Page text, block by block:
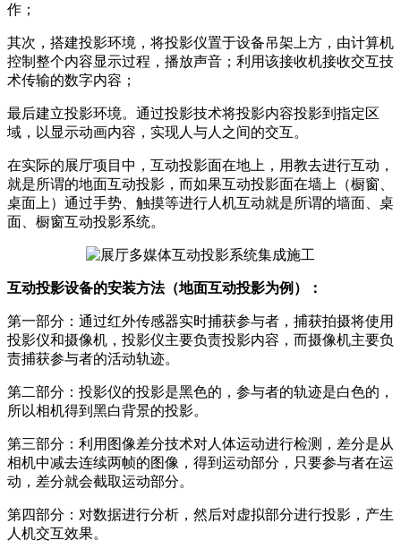
作；
其次，搭建投影环境，将投影仪置于设备吊架上方，由计算机
控制整个内容显示过程，播放声音；利用该接收机接收交互技
术传输的数字内容；
最后建立投影环境。通过投影技术将投影内容投影到指定区
域，以显示动画内容，实现人与人之间的交互。
在实际的展厅项目中，互动投影面在地上，用教去进行互动，
就是所谓的地面互动投影，而如果互动投影面在墙上（橱窗、
桌面上）通过手势、触摸等进行人机互动就是所谓的墙面、桌
面、橱窗互动投影系统。
互动投影设备的安装方法（地面互动投影为例）：
第一部分：通过红外传感器实时捕获参与者，捕获拍摄将使用
投影仪和摄像机，投影仪主要负责投影内容，而摄像机主要负
责捕获参与者的活动轨迹。
第二部分：投影仪的投影是黑色的，参与者的轨迹是白色的，
所以相机得到黑白背景的投影。
第三部分：利用图像差分技术对人体运动进行检测，差分是从
相机中减去连续两帧的图像，得到运动部分，只要参与者在运
动，差分就会截取运动部分。
第四部分：对数据进行分析，然后对虚拟部分进行投影，产生
人机交互效果。